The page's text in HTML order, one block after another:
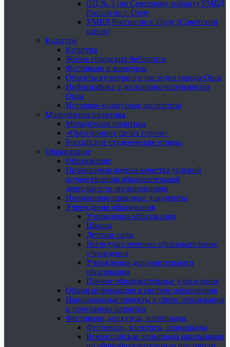
ОП № 3 (по Северному району) УМВД
России по г. Орлу
УМВД России по г. Орлу (Советский
район)
Культура
Культура
Жизнь городских библиотек
Фестивали и конкурсы
Объекты культурного наследия города Орла
Инфографика о достопримечательностях
Орла
Историко-культурная экспертиза
Молодёжная политика
Молодёжная политика
«Орёл помнит своих героев»
Российские студенческие отряды
Образование
Образование
Независимая оценка качества условий
осуществления образовательной
деятельности организациями
Нормативно-правовые документы
Учреждения образования
Учреждения образования
Школы
Детские сады
Негосударственные образовательные
учреждения
Учреждения дополнительного
образования
Прочие образовательные учреждения
Общая информация о системе образования
Национальные проекты в сфере образования
и программы развития
Фестивали, конкурсы, олимпиады
Фестивали, конкурсы, олимпиады
Всероссийская олимпиада школьников